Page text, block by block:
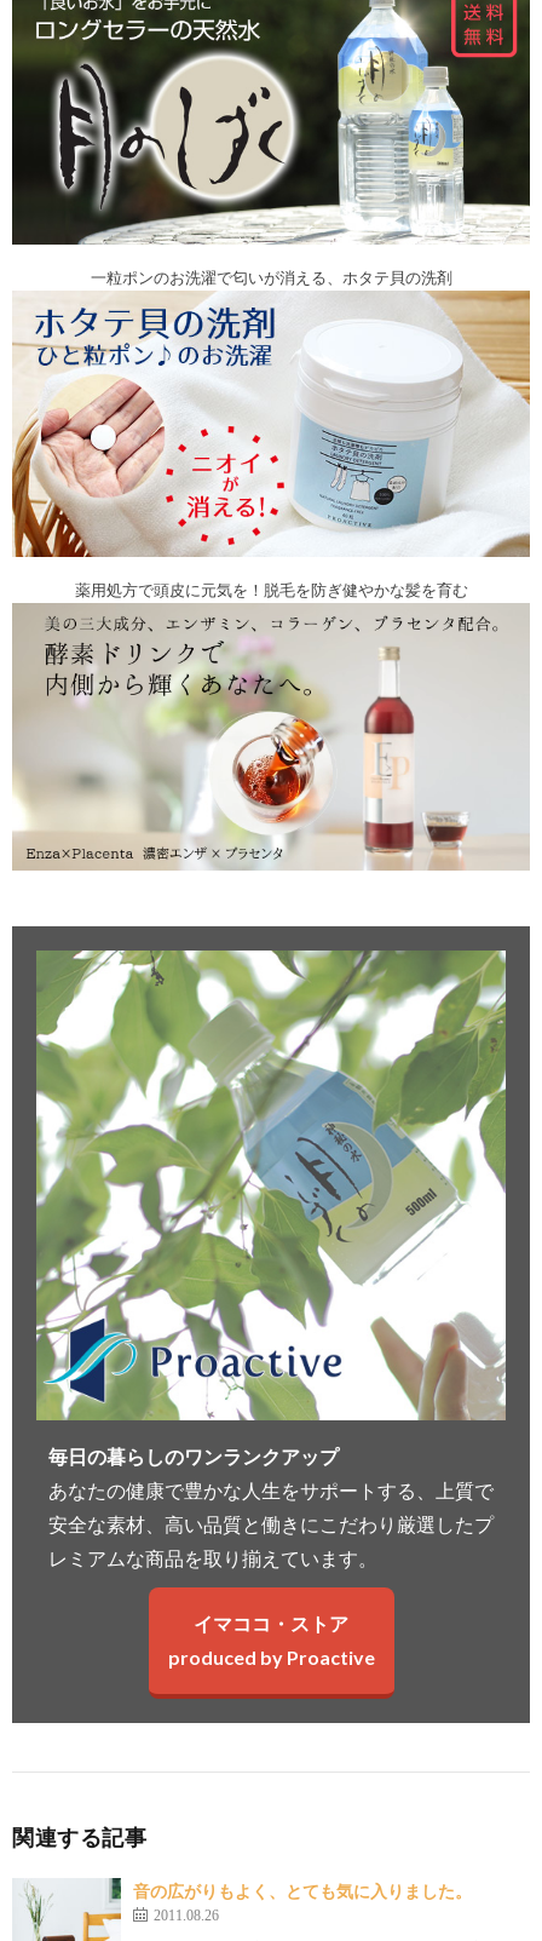
一粒ポンのお洗濯で匂いが消える、ホタテ貝の洗剤
薬用処方で頭皮に元気を！脱毛を防ぎ健やかな髪を育む
毎日の暮らしのワンランクアップ
あなたの健康で豊かな人生をサポートする、上質で
安全な素材、高い品質と働きにこだわり厳選したプ
レミアムな商品を取り揃えています。
イマココ・ストア
produced by Proactive
関連する記事
音の広がりもよく、とても気に入りました。
2011.08.26